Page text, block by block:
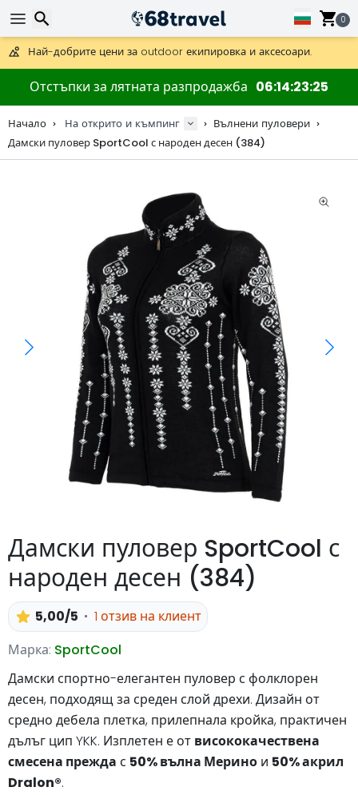
0
Предлага се и DHL Express за една нощ.
30 дни за връщане, 90 дни за дървени карти и декорации.
Най-добрите цени за outdoor екипировка и аксесоари.
Отстъпки за лятната разпродажба 06 14 23 25
Начало На открито и къмпинг
Вълнени пуловери
Дамски пуловер SportCool с народен десен (384)
Дамски пуловер SportCool с
народен десен (384)
5,00/5
1 отзив на клиент
Марка: SportCool
Дамски спортно-елегантен пуловер с фолклорен
десен, подходящ за среден слой дрехи. Дизайн от
средно дебела плетка, прилепнала кройка, практичен
дълъг цип YKK. Изплетен е от висококачествена
смесена прежда с 50% вълна Мерино и 50% акрил
Dralon®.
Търсене